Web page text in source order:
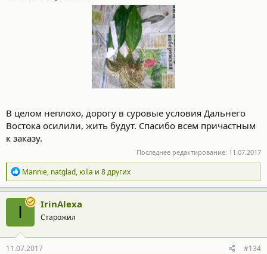
В целом неплохо, дорогу в суровые условия Дальнего
Востока осилили, жить будут. Спасибо всем причастным
к заказу.
Последнее редактирование: 11.07.2017
Р
е
а
к
и
:
Mannie, natglad, юllа и 8 других
I IrinAlexa
Старожил
11.07.2017 #134